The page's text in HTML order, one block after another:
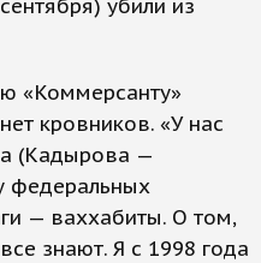
убили из
«Коммерсанту»
кровников. «У нас
(Кадырова —
федеральных
— ваххабиты. О том,
знают. Я с 1998 года